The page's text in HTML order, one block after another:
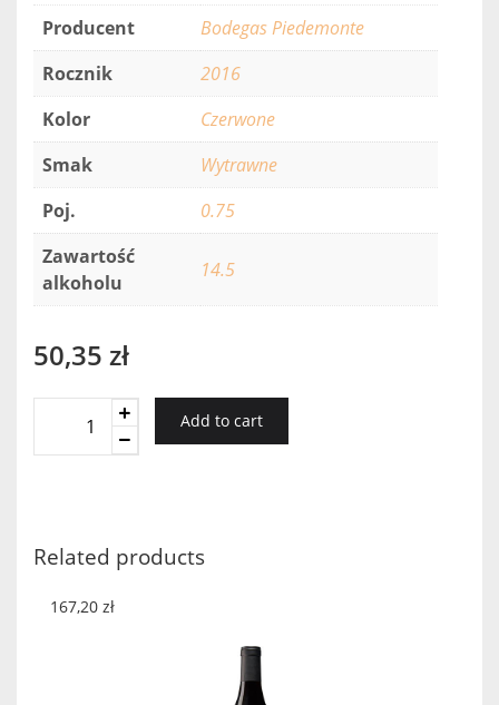
Producent
Bodegas Piedemonte
Rocznik
2016
Kolor
Czerwone
Smak
Wytrawne
Poj.
0.75
Zawartość
alkoholu
14.5
50,35 zł
Piedemonte
Crianza
Add to cart
Related products
167,20 zł